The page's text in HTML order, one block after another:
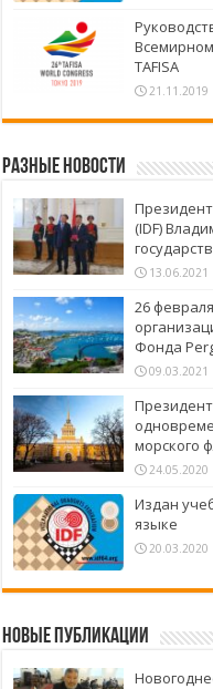
TAFISA
21.11.2019
Разные новости
(IDF)
13.06.2021
26
Фонда
09.03.2021
морского
24.05.2020
Издан
языке
20.03.2020
Новые публикации